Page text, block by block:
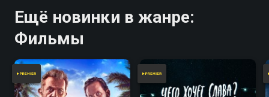
Ещё новинки в жанре:
Фильмы